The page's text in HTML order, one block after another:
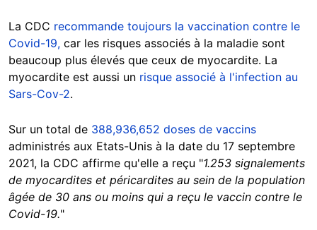
La CDC recommande toujours la vaccination contre le
Covid-19, car les risques associés à la maladie sont
beaucoup plus élevés que ceux de myocardite. La
myocardite est aussi un risque associé à l'infection au
Sars-Cov-2.
Sur un total de 388,936,652 doses de vaccins
administrés aux Etats-Unis à la date du 17 septembre
2021, la CDC affirme qu'elle a reçu "1.253 signalements
de myocardites et péricardites au sein de la population
âgée de 30 ans ou moins qui a reçu le vaccin contre le
Covid-19."